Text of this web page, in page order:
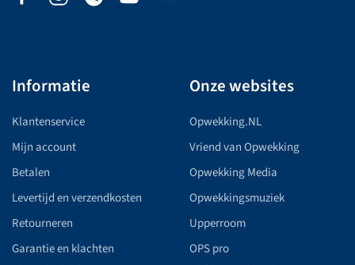
Informatie
Klantenservice
Mijn account
Betalen
Levertijd en verzendkosten
Retourneren
Garantie en klachten
Onze websites
Opwekking.NL
Vriend van Opwekking
Opwekking Media
Opwekkingsmuziek
Upperroom
OPS pro